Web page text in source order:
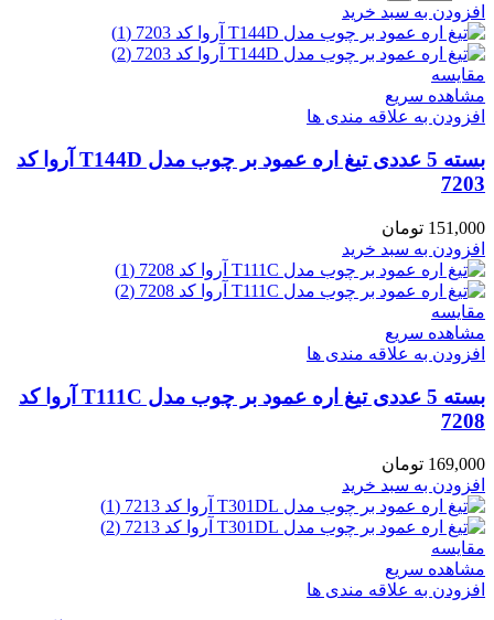
افزودن به سبد خرید
مقایسه
مشاهده سریع
افزودن به علاقه مندی ها
بسته 5 عددی تیغ اره عمود بر چوب مدل T144D آروا کد
7203
151,000 تومان
افزودن به سبد خرید
مقایسه
مشاهده سریع
افزودن به علاقه مندی ها
بسته 5 عددی تیغ اره عمود بر چوب مدل T111C آروا کد
7208
169,000 تومان
افزودن به سبد خرید
مقایسه
مشاهده سریع
افزودن به علاقه مندی ها